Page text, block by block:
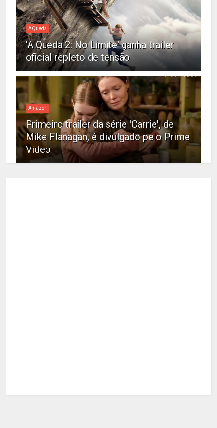
A Queda
'A Queda 2: No Limite' ganha trailer
oficial repleto de tensão
Amazon
Primeiro trailer da série 'Carrie', de
Mike Flanagan, é divulgado pelo Prime
Video